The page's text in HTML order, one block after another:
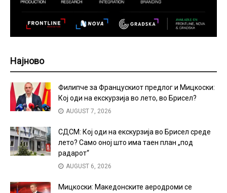
Најново
Филипче за Францускиот предлог и Мицкоски:
Кој оди на екскурзија во лето, во Брисел?
AUGUST 7, 2026
СДСМ: Кој оди на екскурзија во Брисел среде
лето? Само оној што има таен план „под
радарот“
AUGUST 6, 2026
Мицкоски: Македонските аеродроми се